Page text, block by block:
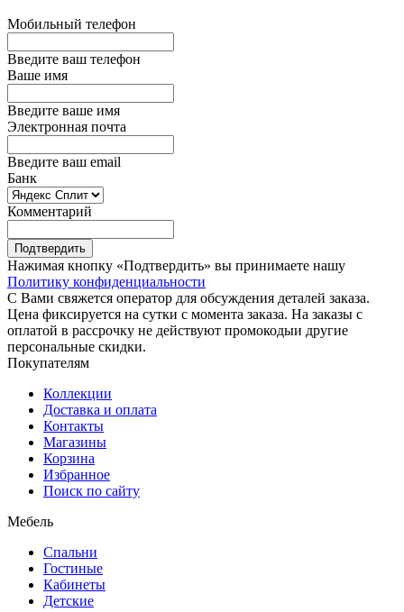
Мобильный телефон
Введите ваш телефон
Ваше имя
Введите ваше имя
Электронная почта
Введите ваш email
Банк
Комментарий
Подтвердить
Нажимая кнопку «Подтвердить» вы принимаете нашу
Политику конфиденциальности
С Вами свяжется оператор для обсуждения деталей заказа.
Цена фиксируется на сутки с момента заказа. На заказы с
оплатой в рассрочку не действуют промокодыи другие
персональные скидки.
Покупателям
Коллекции
Доставка и оплата
Контакты
Магазины
Корзина
Избранное
Поиск по сайту
Мебель
Спальни
Гостиные
Кабинеты
Детские